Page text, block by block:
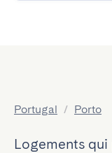
Portugal / Porto
Logements